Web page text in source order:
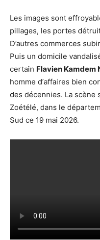
Les images sont
pillages, les portes
D’autres commerces
Puis un domicile
certain Flavien Kamdem
homme d‘affaires bien
des décennies. La scène
Zoétélé, dans le
Sud ce 19 mai 2026.